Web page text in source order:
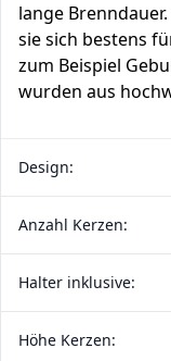
lange
sie sich bestens
zum Beispiel
wurden aus
Design:
Anzahl Kerzen:
Halter inklusive:
Höhe Kerzen: